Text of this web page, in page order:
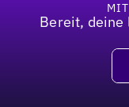
Bereit, deine